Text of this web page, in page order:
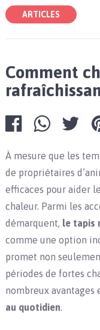
ARTICLES
Comment
À mesure que les
de propriétaires
efficaces pour aider
chaleur. Parmi les
démarquent, le tapis
comme une option
promet non
périodes de fortes
nombreux avantages
au quotidien.